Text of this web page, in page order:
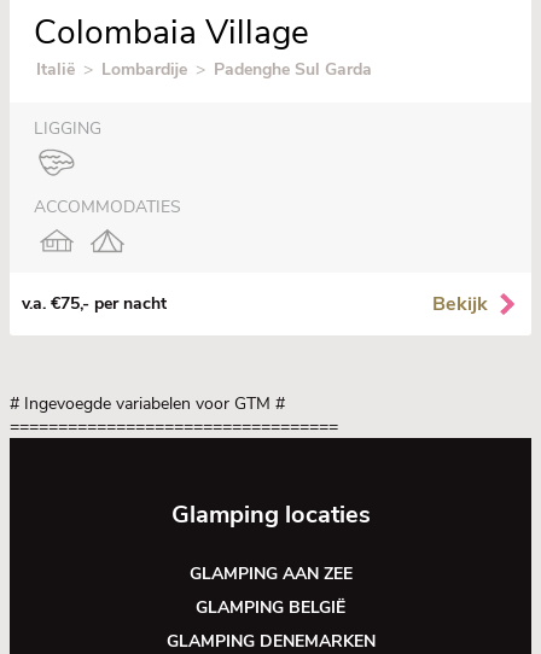
Colombaia Village
Italië > Lombardije > Padenghe Sul Garda
LIGGING
ACCOMMODATIES
v.a. €75,- per nacht Bekijk
# Ingevoegde variabelen voor GTM #
==================================
Glamping locaties
GLAMPING AAN ZEE
GLAMPING BELGIË
GLAMPING DENEMARKEN